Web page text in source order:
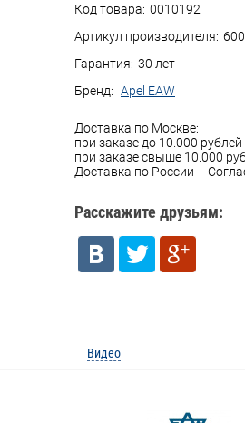
Код товара: 0010192
Артикул производителя:
Гарантия: 30 лет
Бренд: Apel EAW
Доставка по Москве:
при заказе до 10.000
при заказе свыше 10.000
Доставка по России –
Расскажите друзьям:
Видео